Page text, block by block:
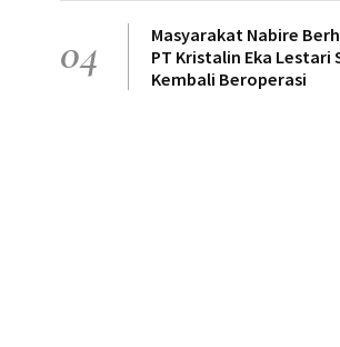
04
Masyarakat Nabire
PT Kristalin Eka Lestari
Kembali Beroperasi